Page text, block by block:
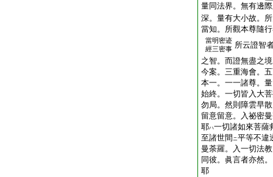
量同法界。無有邊
深。量有大小故。
當知。所觀本尊隨
當明密迹
經三密事 所云證智
之智。而證無盡之
今案。三重海會。
本一。一一諸尊。
始終。一切皆入大
勿局。然則障雲早
留意留意。入祕密
耶ハ一切諸如來菩薩
至諸世間 ニ平等不違
曼荼羅。入一切法
同彼。眞言者亦然
耶